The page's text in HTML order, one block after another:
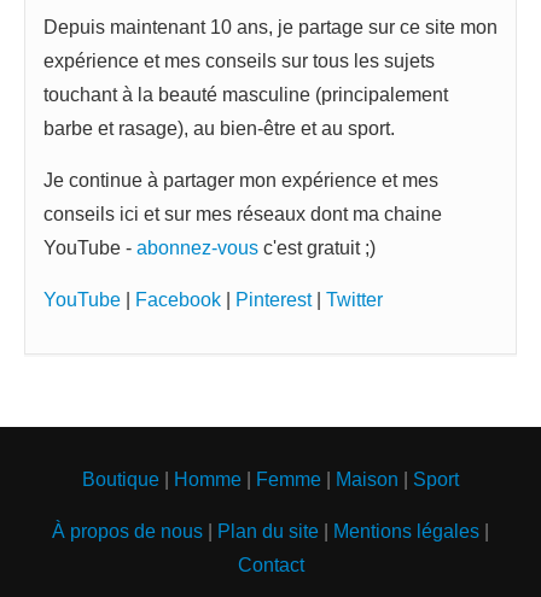
Depuis maintenant 10 ans, je partage sur ce site mon
expérience et mes conseils sur tous les sujets
touchant à la beauté masculine (principalement
barbe et rasage), au bien-être et au sport.
Je continue à partager mon expérience et mes
conseils ici et sur mes réseaux dont ma chaine
YouTube - abonnez-vous c'est gratuit ;)
YouTube Facebook Pinterest| Twitter
Boutique Homme Femme Maison Sport
À propos de nous Plan du site Mentions légales
Contact